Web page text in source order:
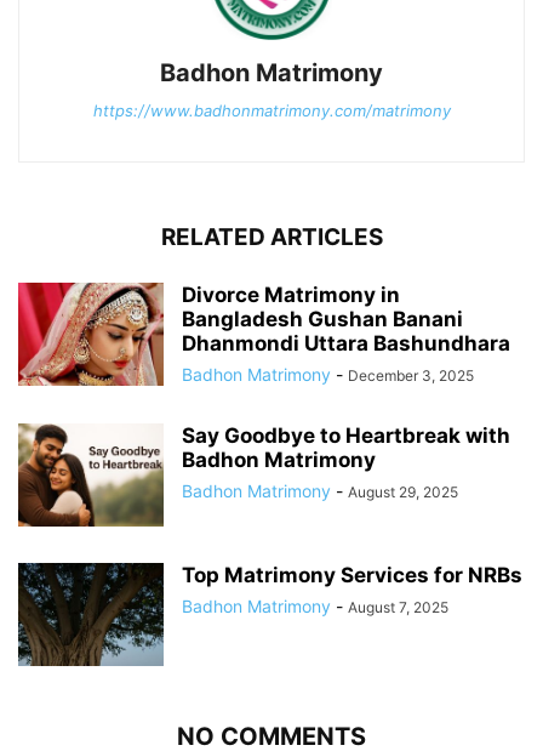
Badhon Matrimony
https://www.badhonmatrimony.com/matrimony
RELATED ARTICLES
Divorce Matrimony in
Bangladesh Gushan Banani
Dhanmondi Uttara Bashundhara
Badhon Matrimony - December 3, 2025
Say Goodbye to Heartbreak with
Badhon Matrimony
Badhon Matrimony - August 29, 2025
Top Matrimony Services for NRBs
Badhon Matrimony - August 7, 2025
NO COMMENTS